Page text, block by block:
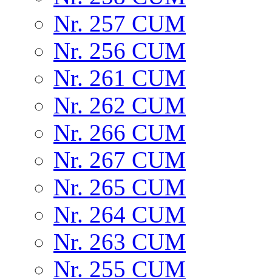
Nr. 257 CUM
Nr. 256 CUM
Nr. 261 CUM
Nr. 262 CUM
Nr. 266 CUM
Nr. 267 CUM
Nr. 265 CUM
Nr. 264 CUM
Nr. 263 CUM
Nr. 255 CUM